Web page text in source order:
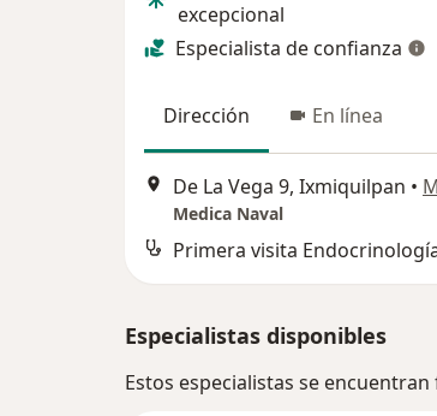
excepcional
Especialista de confianza
Dirección En línea
De La Vega 9, Ixmiquilpan •
Medica Naval
Primera visita
Especialistas disponibles
Estos especialistas se